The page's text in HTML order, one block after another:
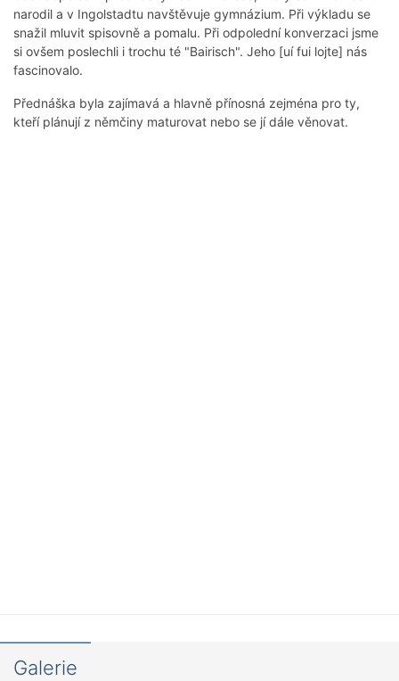
narodil a v Ingolstadtu navštěvuje gymnázium. Při výkladu se
snažil mluvit spisovně a pomalu. Při odpolední konverzaci jsme
si ovšem poslechli i trochu té "Bairisch". Jeho [uí fui lojte] nás
fascinovalo.
Přednáška byla zajímavá a hlavně přínosná zejména pro ty,
kteří plánují z němčiny maturovat nebo se jí dále věnovat.
Galerie